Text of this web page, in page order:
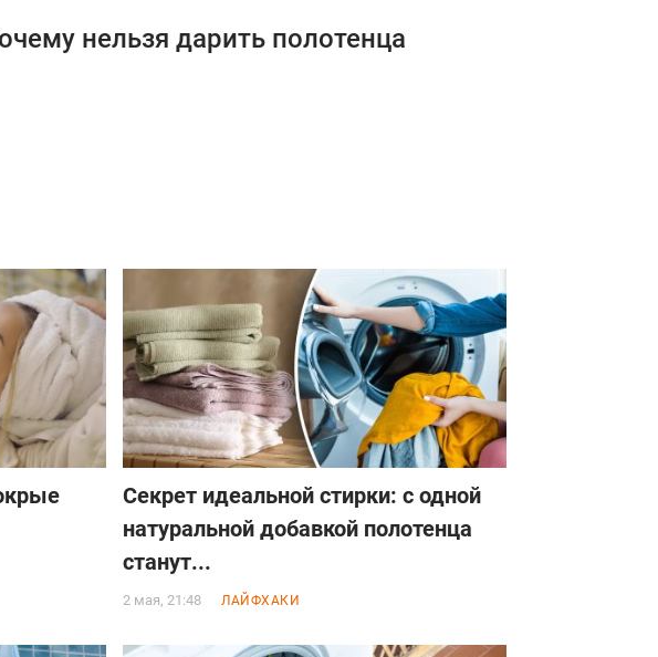
нельзя дарить полотенца
Секрет идеальной стирки: с одной
натуральной добавкой полотенца
станут...
2 мая, 21:48 ЛАЙФХАКИ